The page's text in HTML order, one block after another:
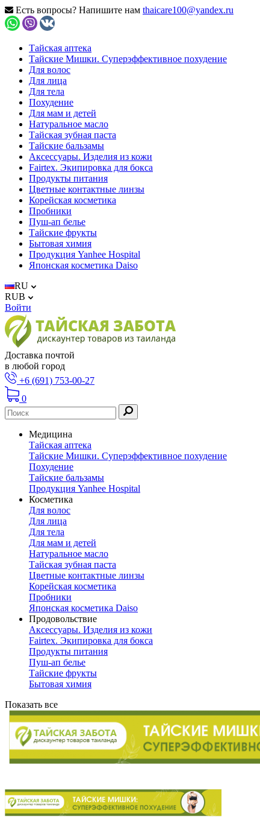
Есть вопросы? Напишите нам thaicare100@yandex.ru
Тайская аптека
Тайские Мишки. Суперэффективное похудение
Для волос
Для лица
Для тела
Похудение
Для мам и детей
Натуральное масло
Тайская зубная паста
Тайские бальзамы
Аксессуары. Изделия из кожи
Fairtex. Экипировка для бокса
Продукты питания
Цветные контактные линзы
Корейская косметика
Пробники
Пуш-ап белье
Тайские фрукты
Бытовая химия
Продукция Yanhee Hospital
Японская косметика Daiso
RU
RUB
Войти
Доставка почтой
в любой город
+6 (691) 753-00-27
0
Медицина
Тайская аптека
Тайские Мишки. Суперэффективное похудение
Похудение
Тайские бальзамы
Продукция Yanhee Hospital
Косметика
Для волос
Для лица
Для тела
Для мам и детей
Натуральное масло
Тайская зубная паста
Цветные контактные линзы
Корейская косметика
Пробники
Японская косметика Daiso
Продовольствие
Аксессуары. Изделия из кожи
Fairtex. Экипировка для бокса
Продукты питания
Пуш-ап белье
Тайские фрукты
Бытовая химия
Показать все